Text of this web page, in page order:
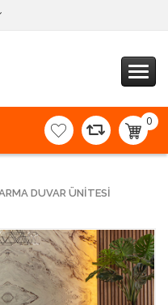
0
-
DUVAR ÜNITESI